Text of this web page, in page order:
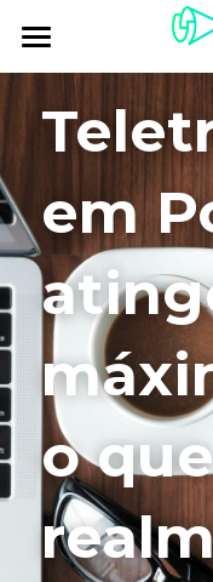
Atualidade
Explorar
Inbox
Contactos
em
o